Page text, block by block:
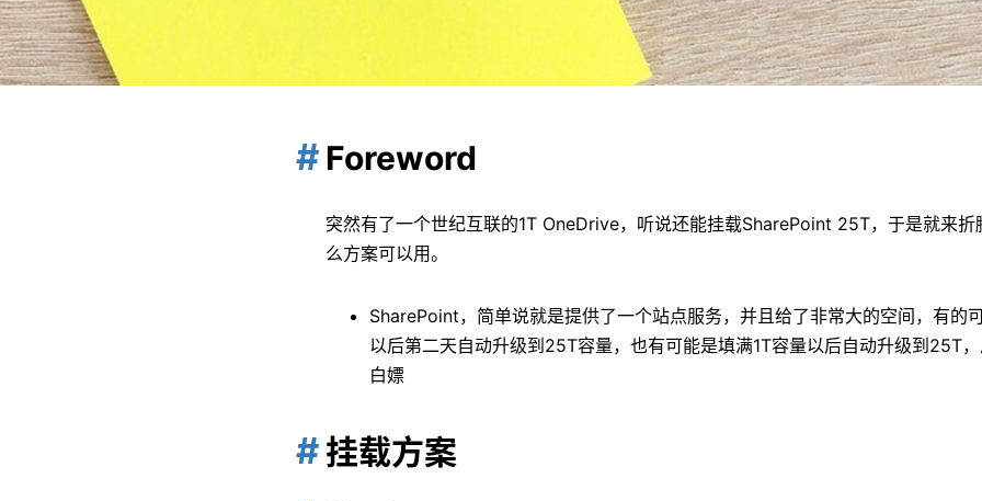
Foreword
突然有了一个世纪互联的1T OneDrive，听说还能挂载SharePoint 25T，于是就来折
么方案可以用。
SharePoint，简单说就是提供了一个站点服务，并且给了非常大的空间，有的
以后第二天自动升级到25T容量，也有可能是填满1T容量以后自动升级到25T
白嫖
挂载方案